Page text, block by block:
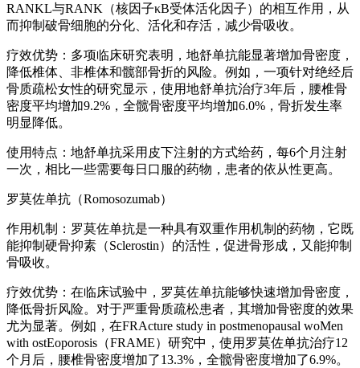
RANKL与RANK（核因子κB受体活化因子）的相互作用，从
而抑制破骨细胞的分化、活化和存活，减少骨吸收。
疗效优势：多项临床研究表明，地舒单抗能显著增加骨密度，
降低椎体、非椎体和髋部骨折的风险。例如，一项针对绝经后
骨质疏松女性的研究显示，使用地舒单抗治疗3年后，腰椎骨
密度平均增加9.2%，全髋骨密度平均增加6.0%，骨折发生率
明显降低。
使用特点：地舒单抗采用皮下注射的方式给药，每6个月注射
一次，相比一些需要每日口服的药物，患者的依从性更高。
罗莫佐单抗（Romosozumab）
作用机制：罗莫佐单抗是一种具有双重作用机制的药物，它既
能抑制硬骨抑素（Sclerostin）的活性，促进骨形成，又能抑制
骨吸收。
疗效优势：在临床试验中，罗莫佐单抗能够快速增加骨密度，
降低骨折风险。对于严重骨质疏松患者，其增加骨密度的效果
尤为显著。例如，在FRActure study in postmenopausal woMen
with ostEoporosis（FRAME）研究中，使用罗莫佐单抗治疗12
个月后，腰椎骨密度增加了13.3%，全髋骨密度增加了6.9%。